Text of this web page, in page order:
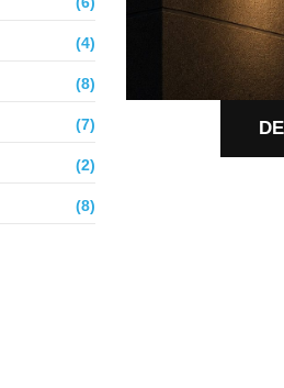
(4)
(8)
(7)
(2)
(8)